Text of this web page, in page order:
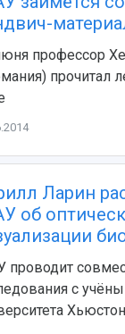
COVID-19
профессор
прочитал
Ларин
об
проводит
с